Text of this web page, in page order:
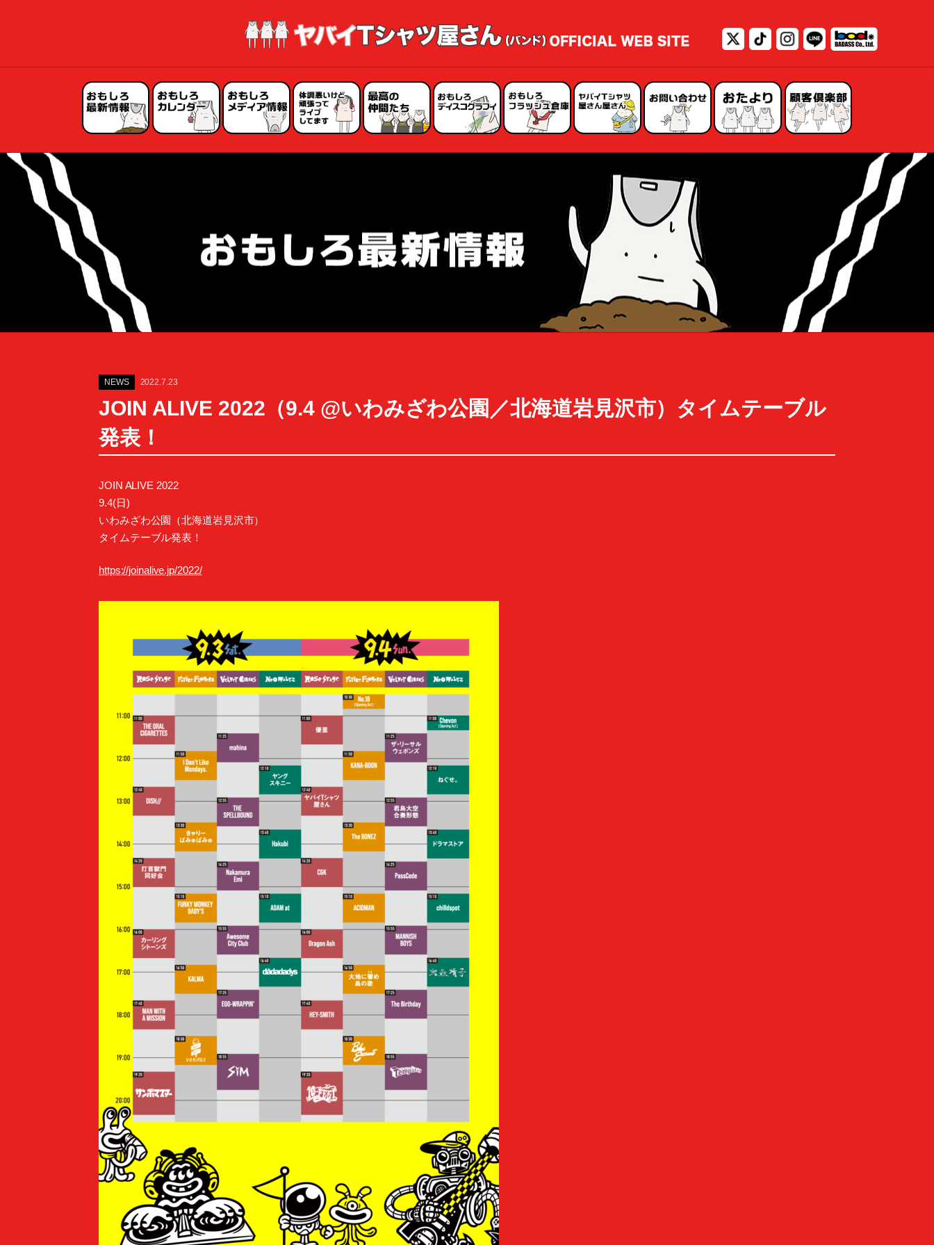
NEWS 2022.7.23
JOIN ALIVE 2022（9.4 @いわみざわ公園／北海道岩見沢市）タイムテーブル
発表！
JOIN ALIVE 2022
9.4(日)
いわみざわ公園（北海道岩見沢市）
タイムテーブル発表！
https://joinalive.jp/2022/